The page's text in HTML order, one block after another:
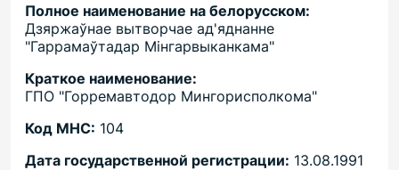
Полное наименование на белорусском:
Дзяржаўнае вытворчае ад'яднанне
"Гаррамаўтадар Мінгарвыканкама"
Краткое наименование:
ГПО "Горремавтодор Мингорисполкома"
Код МНС: 104
Дата государственной регистрации: 13.08.1991